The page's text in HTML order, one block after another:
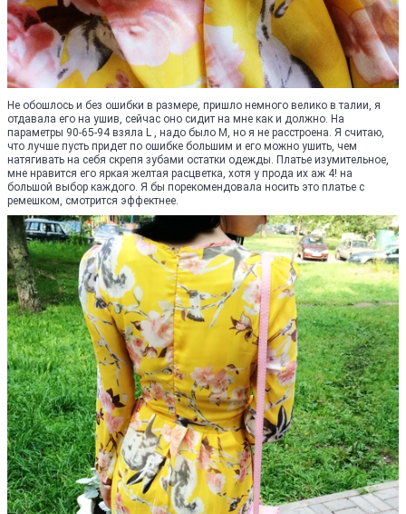
Не обошлось и без ошибки в размере, пришло немного велико в талии, я
отдавала его на ушив, сейчас оно сидит на мне как и должно. На
параметры 90-65-94 взяла L , надо было М, но я не расстроена. Я считаю,
что лучше пусть придет по ошибке большим и его можно ушить, чем
натягивать на себя скрепя зубами остатки одежды. Платье изумительное,
мне нравится его яркая желтая расцветка, хотя у прода их аж 4! на
большой выбор каждого. Я бы порекомендовала носить это платье с
ремешком, смотрится эффектнее.